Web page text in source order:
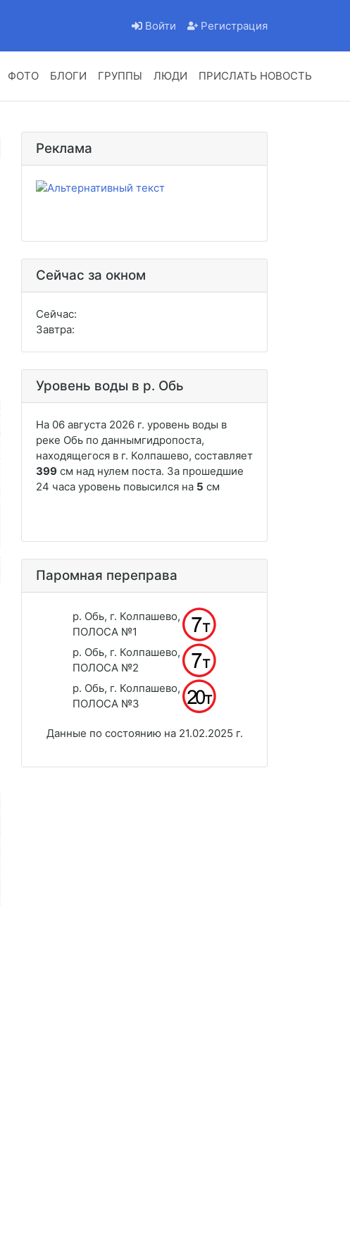
Войти Регистрация
ФОТО БЛОГИ ГРУППЫ ЛЮДИ ПРИСЛАТЬ НОВОСТЬ
Реклама
Сейчас за окном
Сейчас:
Завтра:
Уровень воды в р. Обь
Паромная переправа
р. Обь, г. Колпашево,
ПОЛОСА №1
р. Обь, г. Колпашево,
ПОЛОСА №2
р. Обь, г. Колпашево,
ПОЛОСА №3
Данные по состоянию на 21.02.2025 г.